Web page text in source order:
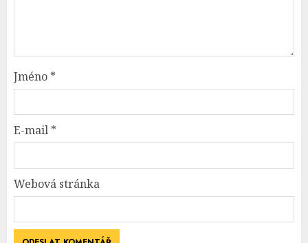
Jméno *
E-mail *
Webová stránka